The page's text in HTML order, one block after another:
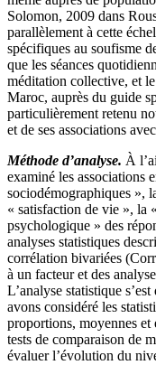
Solomon, 2009 dans
parallèlement à cette
spécifiques au soufisme
que les séances
méditation collective, et
Maroc, auprès du guide
particulièrement retenu
et de ses associations
Méthode d’analyse. À
examiné les associations
sociodémographiques »,
« satisfaction de vie », la
psychologique » des
analyses statistiques
corrélation bivariées
à un facteur et des
L’analyse statistique
avons considéré les
proportions, moyennes et
tests de comparaison de
évaluer l’évolution du